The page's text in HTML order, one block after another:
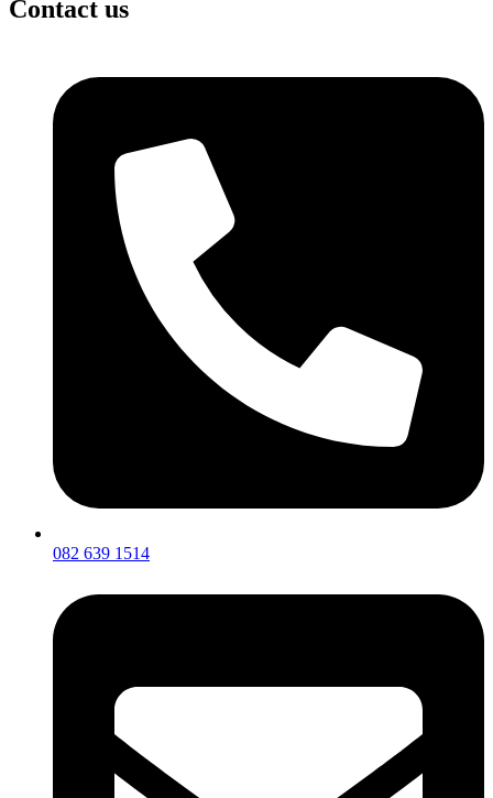
Contact us
082 639 1514